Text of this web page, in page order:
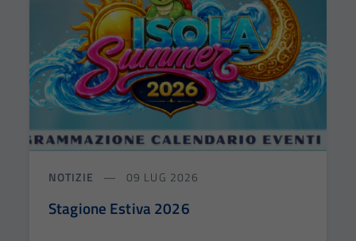
NOTIZIE 09 LUG 2026
Stagione Estiva 2026